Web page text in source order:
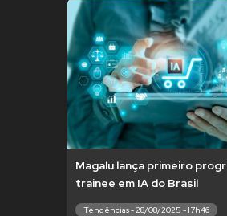
Magalu lança primeiro
trainee em IA do Brasil
Tendências - 28/08/2025 - 17h46